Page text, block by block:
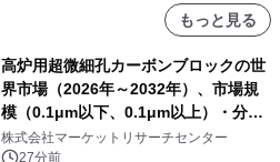
もっと見る
高炉用超微細孔カーボンブロックの世
界市場（2026年～2032年）、市場規
模（0.1μm以下、0.1μm以上）・分析
レポートを発表
株式会社マーケットリサーチセンター
27分前